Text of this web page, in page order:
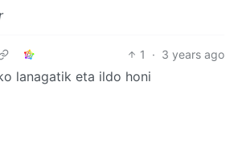
1 · 3 years ago
lanagatik eta ildo honi